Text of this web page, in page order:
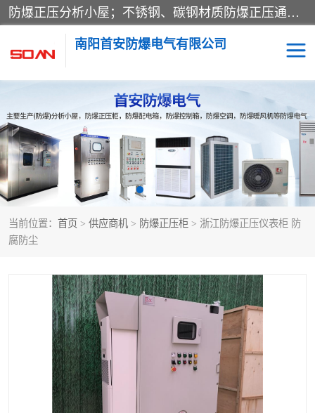
防爆正压分析小屋；不锈钢、碳钢材质防爆正压通风柜，分上下、左右、外挂三种款式；立式、挂式防爆配电柜体；不锈钢、碳钢防爆变频、磁力、星三角启动器；不锈钢、碳钢、铸铝防爆控制箱柜；可操作按键、多块式防爆仪表箱；多材质防爆接线箱；台式防爆电脑、防爆监视器。产品适配石油、化工、煤炭、电力、纺织、酿酒、航天、铁路、冶金、船舶、消防、市政等多行业工况使用。
南阳首安防爆电气有限公司
当前位置： 首页 > 供应商机 > 防爆正压柜 > 浙江防爆正压仪表柜 防
腐防尘
防爆小屋 防爆正压柜
防爆空调 防爆配电箱
防爆控制箱 防爆接线箱
防爆操作柱 防爆监视显示器